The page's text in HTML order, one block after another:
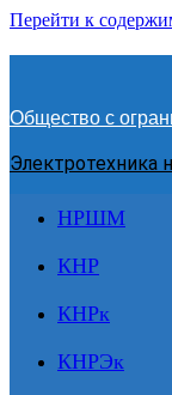
Перейти к
Общество с
Электротехника
НРШМ
КНР
КНРк
КНРЭк